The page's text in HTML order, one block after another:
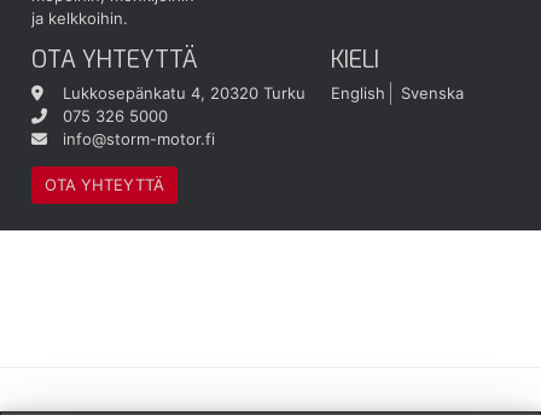
ja kelkkoihin.
OTA YHTEYTTÄ
Lukkosepänkatu 4, 20320 Turku
075 326 5000
info@storm-motor.fi
OTA YHTEYTTÄ
KIELI
English Svenska